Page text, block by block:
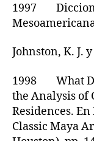
1997
Johnston, K. J.
1998 What Do
the Analysis of
Residences.
Classic Maya